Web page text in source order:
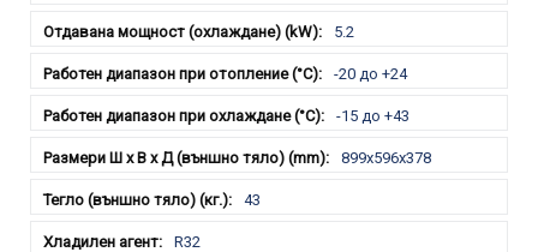
5.2
-20 до +24
-15 до +43
899x596x378
43
R32